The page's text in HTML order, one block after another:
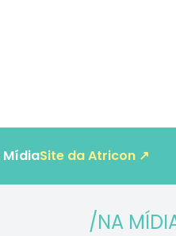
MídiaSite da Atricon ↗
/NA